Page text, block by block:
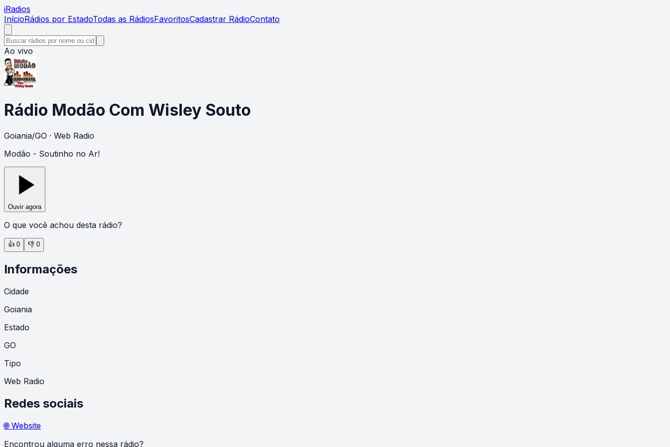
iRadios
InícioRádios por EstadoTodas as RádiosFavoritosCadastrar RádioContato
Ao vivo
Rádio Modão Com Wisley Souto
Goiania/GO · Web Radio
Modão - Soutinho no Ar!
Ouvir agora
O que você achou desta rádio?
👍 0 👎 0
Informações
Cidade
Goiania
Estado
GO
Tipo
Web Radio
Redes sociais
🌐 Website
Encontrou alguma erro nessa rádio?